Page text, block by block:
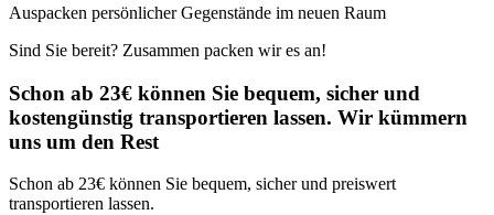
Auspacken persönlicher Gegenstände im neuen Raum
Sind Sie bereit? Zusammen packen wir es an!
Schon ab 23€ können Sie bequem, sicher und
kostengünstig transportieren lassen. Wir kümmern
uns um den Rest
Schon ab 23€ können Sie bequem, sicher und preiswert
transportieren lassen.